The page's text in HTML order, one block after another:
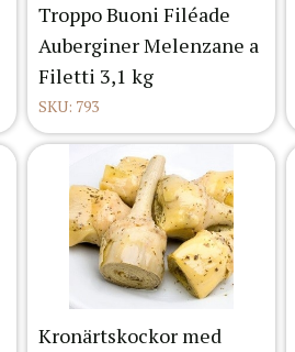
Troppo Buoni Filéade
Auberginer Melenzane a
Filetti 3,1 kg
SKU: 793
Kronärtskockor med